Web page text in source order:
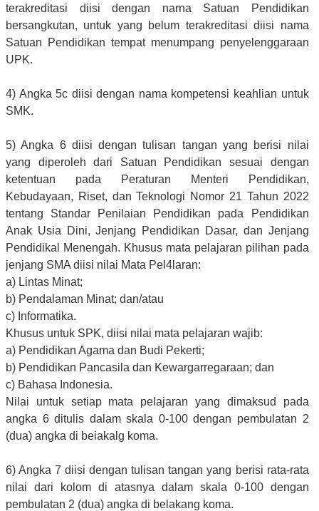
terakreditasi diisi dengan narna Satuan Pendidikan
bersangkutan, untuk yang belum terakreditasi diisi nama
Satuan Pendidikan tempat menumpang penyelenggaraan
UPK.
4) Angka 5c diisi dengan nama kompetensi keahlian untuk
SMK.
5) Angka 6 diisi dengan tulisan tangan yang berisi nilai
yang diperoleh dari Satuan Pendidikan sesuai dengan
ketentuan pada Peraturan Menteri Pendidikan,
Kebudayaan, Riset, dan Teknologi Nomor 21 Tahun 2022
tentang Standar Penilaian Pendidikan pada Pendidikan
Anak Usia Dini, Jenjang Pendidikan Dasar, dan Jenjang
Pendidikal Menengah. Khusus mata pelajaran pilihan pada
jenjang SMA diisi nilai Mata Pel4laran:
a) Lintas Minat;
b) Pendalaman Minat; dan/atau
c) Informatika.
Khusus untuk SPK, diisi nilai mata pelajaran wajib:
a) Pendidikan Agama dan Budi Pekerti;
b) Pendidikan Pancasila dan Kewargarregaraan; dan
c) Bahasa Indonesia.
Nilai untuk setiap mata pelajaran yang dimaksud pada
angka 6 ditulis dalam skala 0-100 dengan pembulatan 2
(dua) angka di beiakalg koma.
6) Angka 7 diisi dengan tulisan tangan yang berisi rata-rata
nilai dari kolom di atasnya dalam skala 0-100 dengan
pembulatan 2 (dua) angka di belakang koma.